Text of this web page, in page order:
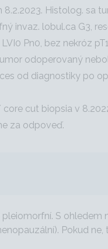
Histolog. sa
invaz. lobul.ca G3,
Pn0, bez nekróz
odoperovaný
od diagnostiky po
cut biopsia v
za odpoveď.
S
Pokud